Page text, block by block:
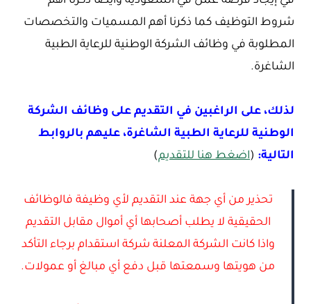
شروط التوظيف كما ذكرنا أهم المسميات والتخصصات
المطلوبة في وظائف الشركة الوطنية للرعاية الطبية
الشاغرة.
لذلك، على الراغبين في التقديم على وظائف الشركة
الوطنية للرعاية الطبية الشاغرة، عليهم بالروابط
التالية: (اضغط هنا للتقديم)
تحذير من أي جهة عند التقديم لأي وظيفة فالوظائف
الحقيقية لا يطلب أصحابها أي أموال مقابل التقديم
واذا كانت الشركة المعلنة شركة استقدام برجاء التأكد
من هويتها وسمعتها قبل دفع أي مبالغ أو عمولات.